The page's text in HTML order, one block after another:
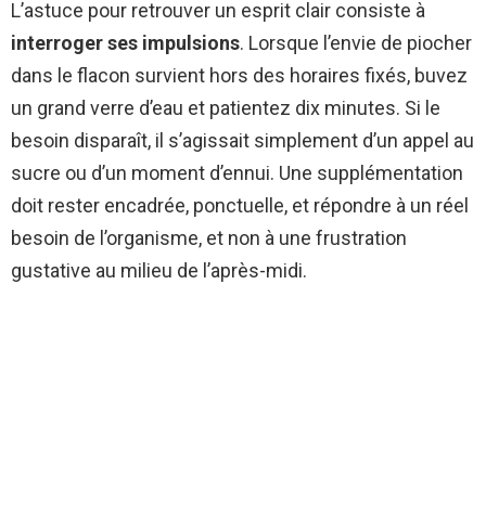
L’astuce pour retrouver un esprit clair consiste à
interroger ses impulsions. Lorsque l’envie de piocher
dans le flacon survient hors des horaires fixés, buvez
un grand verre d’eau et patientez dix minutes. Si le
besoin disparaît, il s’agissait simplement d’un appel au
sucre ou d’un moment d’ennui. Une supplémentation
doit rester encadrée, ponctuelle, et répondre à un réel
besoin de l’organisme, et non à une frustration
gustative au milieu de l’après-midi.